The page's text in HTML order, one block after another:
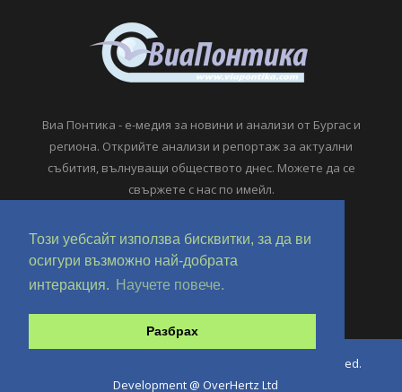
Този уебсайт използва бисквитки, за да ви
осигури възможно най-добрата
интеракция.
Научете повече.
Разбрах
Виа Понтика - е-медия за новини и анализи от Бургас и
региона. Открийте анализи и репортаж за актуални
събития, вълнуващи обществото днес. Можете да се
свържете с нас по имейл.
Copyright © 2018-2024 ViaPontika.com. All Rights Reserved.
Development @ OverHertz Ltd